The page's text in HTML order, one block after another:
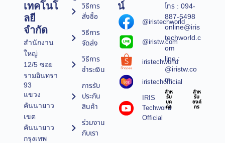
เทคโนโ
ลยี
จำกัด
สำนักงาน
ใหญ่
12/5 ซอย
รามอินทรา
93
แขวง
คันนายาว
เขต
คันนายาว
กรุงเทพ
วิธีการ
สั่งซื้อ
วิธีการ
จัดส่ง
วิธีการ
ชำระเงิน
การรับ
ประกัน
สินค้า
ร่วมงาน
กับเรา
น์
@iristechworld
@iristw.com
iristechworld
iristechofficial
IRIS
Techworld
Official
โทร : 094-
887-5498
online@iris
techworld.c
om
line :
@iristw.co
m
สำห
รับ
บุค
คล
สำห
รับ
องค์
กร